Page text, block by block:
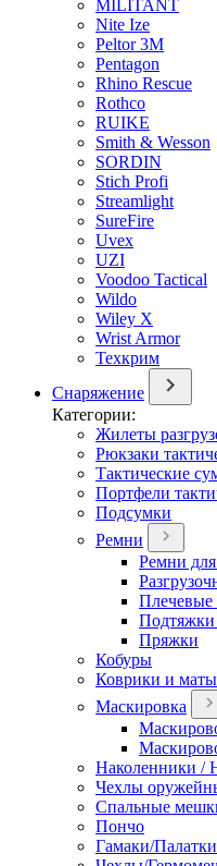
MILITANT
Nite Ize
Peltor 3M
Pentagon
Rhino Rescue
Rothco
RUIKE
Smith & Wesson
SORDIN
Stich Profi
Streamlight
SureFire
Uvex
UZI
Voodoo Tactical
Wildo
Wiley X
Wrist Armor
Техкрим
Снаряжение
Категории:
Жилеты
Рюкзаки
Тактические
Портфели
Подсумки
Ремни
Ремни
Подтяжки
Пряжки
Кобуры
Коврики и маты
Маскировка
Наколенники /
Чехлы
Спальные
Пончо
Гамаки/